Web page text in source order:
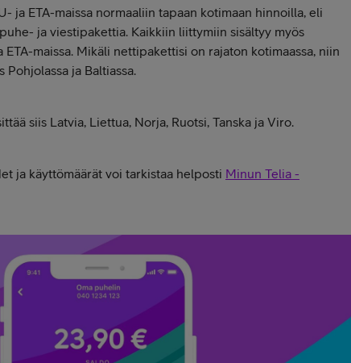
ja ETA-maissa normaaliin tapaan kotimaan hinnoilla, eli
ja viestipakettia. Kaikkiin liittymiin sisältyy myös
maissa. Mikäli nettipakettisi on rajaton kotimaassa, niin
Pohjolassa ja Baltiassa.
siis Latvia, Liettua, Norja, Ruotsi, Tanska ja Viro.
ja käyttömäärät voi tarkistaa helposti Minun Telia -